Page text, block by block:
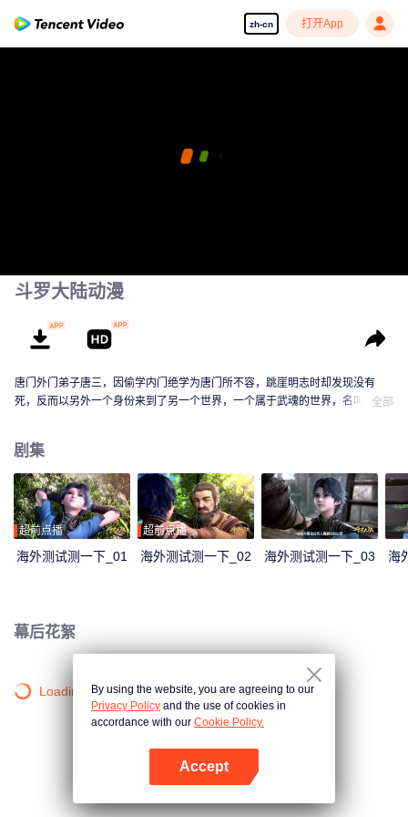
zh-cn 打开App
斗罗大陆动漫
唐门外门弟子唐三，因偷学内门绝学为唐门所不容，跳崖明志时却发现没有
死，反而以另外一个身份来到了另一个世界，一个属于武魂的世界，名叫斗罗
有器物，武魂可以辅助人们的日常生活。而其中一些特别出色的武魂却可以用
来修炼并进行战斗，这个职业，是斗罗大陆上最为强大也是最荣耀的职业“魂
师”。 小小的唐三在圣魂村开始了他的魂师修炼之路，并萌生了振兴唐门的梦
想。当唐门暗器来到斗罗大陆，当唐三武魂觉醒，他能否在这片武魂的世界再
铸唐门的辉煌？
全部
剧集
超前点播
海外测试测一下_01
超前点播
海外测试测一下_02 海外测试测一下_03 海
幕后花絮
Loading…By using the website, you are agreeing to our
Privacy Policy and the use of cookies in
accordance with our Cookie Policy.
Accept